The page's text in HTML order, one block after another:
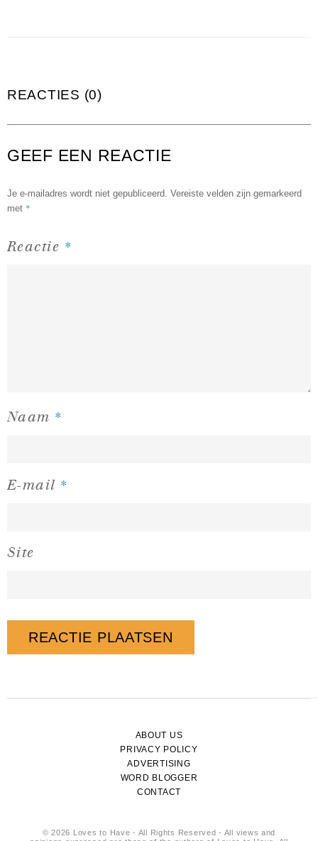
REACTIES (0)
GEEF EEN REACTIE
Je e-mailadres wordt niet gepubliceerd. Vereiste velden zijn gemarkeerd
met *
Reactie *
Naam *
E-mail *
Site
ABOUT US
PRIVACY POLICY
ADVERTISING
WORD BLOGGER
CONTACT
© 2026 Loves to Have - All Rights Reserved - All views and